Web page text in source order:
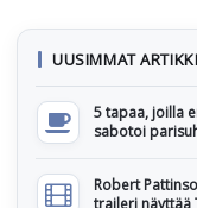
UUSIMMAT
5 tapaa, joilla
sabotoi
Robert
traileri näyttää